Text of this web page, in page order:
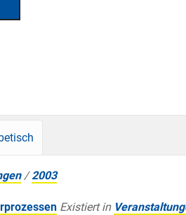
/2003
Existiert in